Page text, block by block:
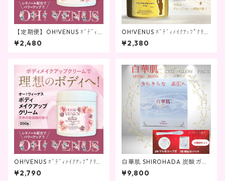
【定期便】OH!VENUS ﾎﾞﾃﾞｨﾒ
ｲｸｱｯﾌﾟｸﾘｰﾑ 薔薇の香り ﾚﾁﾉｰﾙ
in 250g
¥2,480
OH!VENUS ﾎﾞﾃﾞｨﾒｲｸｱｯﾌﾟｸﾘｰﾑ
ﾚﾁﾉｰﾙ in 250g
¥2,380
OH!VENUS ﾎﾞﾃﾞｨﾒｲｸｱｯﾌﾟｸﾘｰﾑ
薔薇の香り ﾚﾁﾉｰﾙ in 250g
¥2,790
白華肌 SHIROHADA 炭酸ガス
パック10回分 グローパック 製
法特許 炭酸ガスパック特許取
¥9,800